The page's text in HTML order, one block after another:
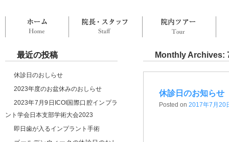
ホーム 院長・スタッフ
最近の投稿
休診日のおしらせ
2023年度のお盆休みのおしらせ
2023年7月9日ICOI国際口腔インプラ
ント学会日本支部学術大会2023
即日歯が入るインプラント手術
Monthly Archives:
休診日のお知らせ
Posted on 2017年7月20